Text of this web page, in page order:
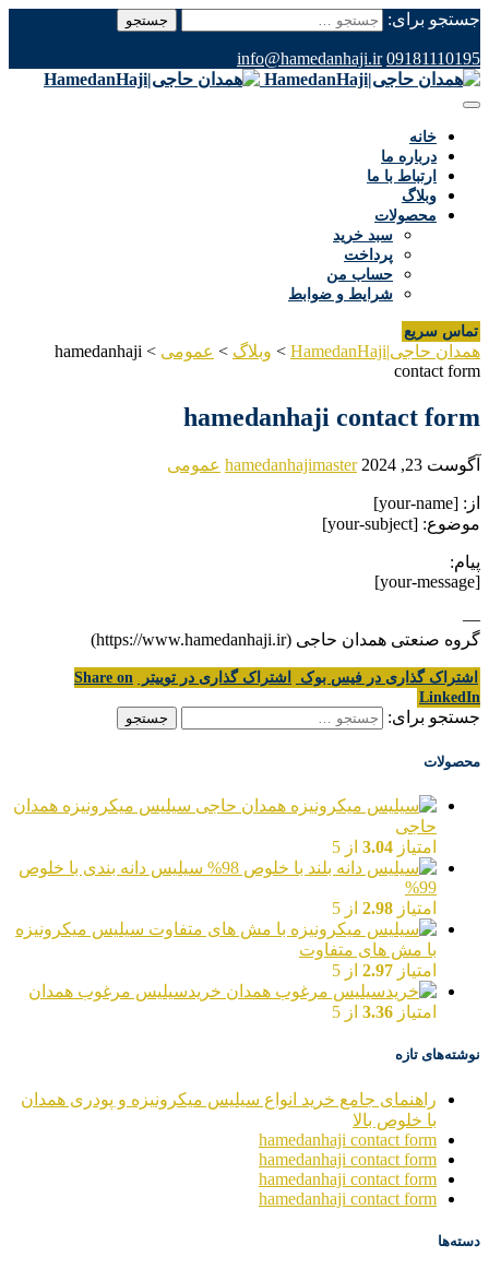
جستجو برای:
09181110195
info@hamedanhaji.ir
خانه
درباره ما
ارتباط با ما
وبلاگ
محصولات
سبد خرید
پرداخت
حساب من
شرایط و ضوابط
تماس سریع
همدان حاجی|HamedanHaji > وبلاگ > عمومی >
hamedanhaji
contact form
hamedanhaji contact form
آگوست 23, 2024 hamedanhajimaster عمومی
از: [your-name]
موضوع: [your-subject]
پیام:
[your-message]
—
گروه صنعتی همدان حاجی (https://www.hamedanhaji.ir)
اشتراک گذاری در فیس بوک اشتراک گذاری در توییتر
Share on
LinkedIn
جستجو برای:
محصولات
سیلیس میکرونیزه همدان
حاجی
امتیاز 3.04 از 5
سیلیس دانه بندی با خلوص
99%
امتیاز 2.98 از 5
سیلیس میکرونیزه
با مش های متفاوت
امتیاز 2.97 از 5
خریدسیلیس مرغوب همدان
امتیاز 3.36 از 5
نوشته‌های تازه
راهنمای جامع خرید انواع سیلیس میکرونیزه و پودری همدان
با خلوص بالا
hamedanhaji contact form
hamedanhaji contact form
hamedanhaji contact form
hamedanhaji contact form
دسته‌ها